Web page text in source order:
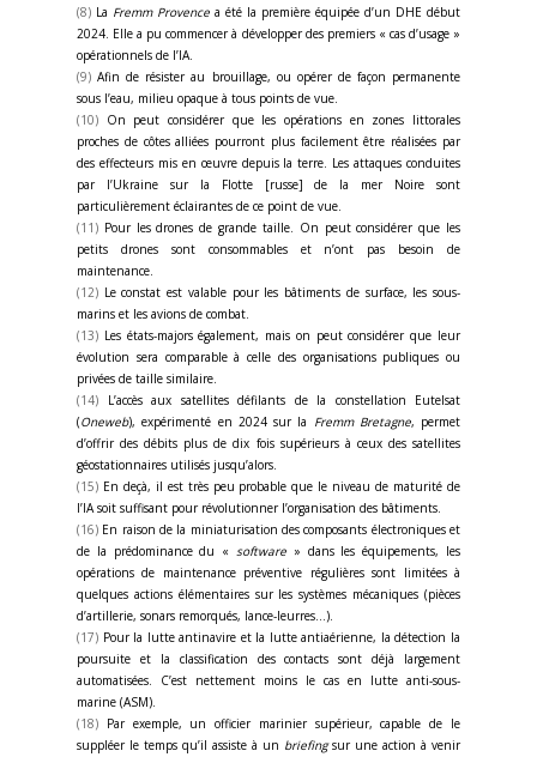
(8) La Fremm Provence a été la première équipée d’un DHE début
2024. Elle a pu commencer à développer des premiers « cas d’usage »
opérationnels de l’IA.
(9) Afin de résister au brouillage, ou opérer de façon permanente
sous l’eau, milieu opaque à tous points de vue.
(10) On peut considérer que les opérations en zones littorales
proches de côtes alliées pourront plus facilement être réalisées par
des effecteurs mis en œuvre depuis la terre. Les attaques conduites
par l’Ukraine sur la Flotte [russe] de la mer Noire sont
particulièrement éclairantes de ce point de vue.
(11) Pour les drones de grande taille. On peut considérer que les
petits drones sont consommables et n’ont pas besoin de
maintenance.
(12) Le constat est valable pour les bâtiments de surface, les sous-
marins et les avions de combat.
(13) Les états-majors également, mais on peut considérer que leur
évolution sera comparable à celle des organisations publiques ou
privées de taille similaire.
(14) L’accès aux satellites défilants de la constellation Eutelsat
(Oneweb), expérimenté en 2024 sur la Fremm Bretagne, permet
d’offrir des débits plus de dix fois supérieurs à ceux des satellites
géostationnaires utilisés jusqu’alors.
(15) En deçà, il est très peu probable que le niveau de maturité de
l’IA soit suffisant pour révolutionner l’organisation des bâtiments.
(16) En raison de la miniaturisation des composants électroniques et
de la prédominance du « software » dans les équipements, les
opérations de maintenance préventive régulières sont limitées à
quelques actions élémentaires sur les systèmes mécaniques (pièces
d’artillerie, sonars remorqués, lance-leurres…).
(17) Pour la lutte antinavire et la lutte antiaérienne, la détection la
poursuite et la classification des contacts sont déjà largement
automatisées. C’est nettement moins le cas en lutte anti-sous-
marine (ASM).
(18) Par exemple, un officier marinier supérieur, capable de le
suppléer le temps qu’il assiste à un briefingsur une action à venir